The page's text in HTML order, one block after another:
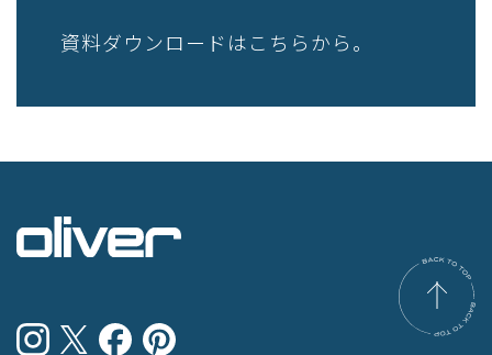
資料ダウンロードはこちらから。